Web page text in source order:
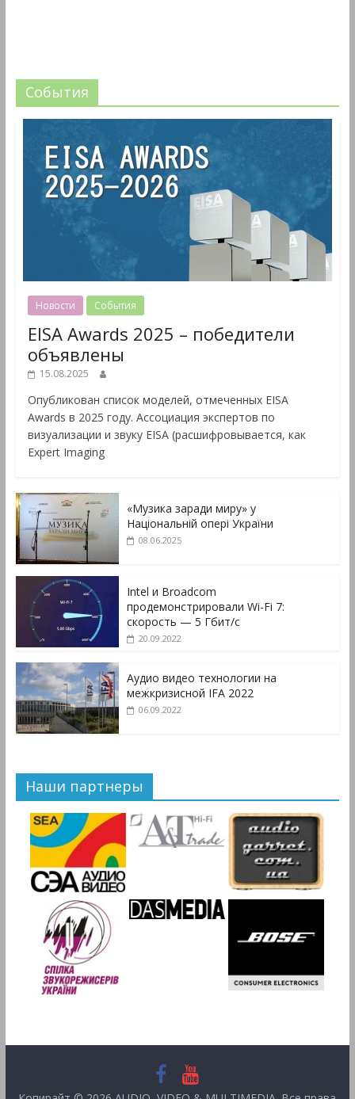
События
Новости События
EISA Awards 2025 – победители
объявлены
15.08.2025
Опубликован список моделей, отмеченных EISA
Awards в 2025 году. Ассоциация экспертов по
визуализации и звуку EISA (расшифровывается, как
Expert Imaging
«Музика заради миру» у
Національній опері України
08.06.2025
Intel и Broadcom
продемонстрировали Wi-Fi 7:
скорость — 5 Гбит/с
20.09.2022
Аудио видео технологии на
межкризисной IFA 2022
06.09.2022
Наши партнеры